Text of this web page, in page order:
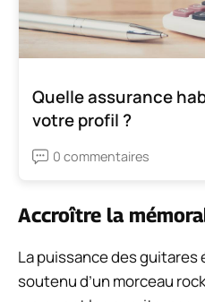
Quelle assurance
votre profil ?
0 commentaires
Accroître la
La puissance des
soutenu d’un morceau